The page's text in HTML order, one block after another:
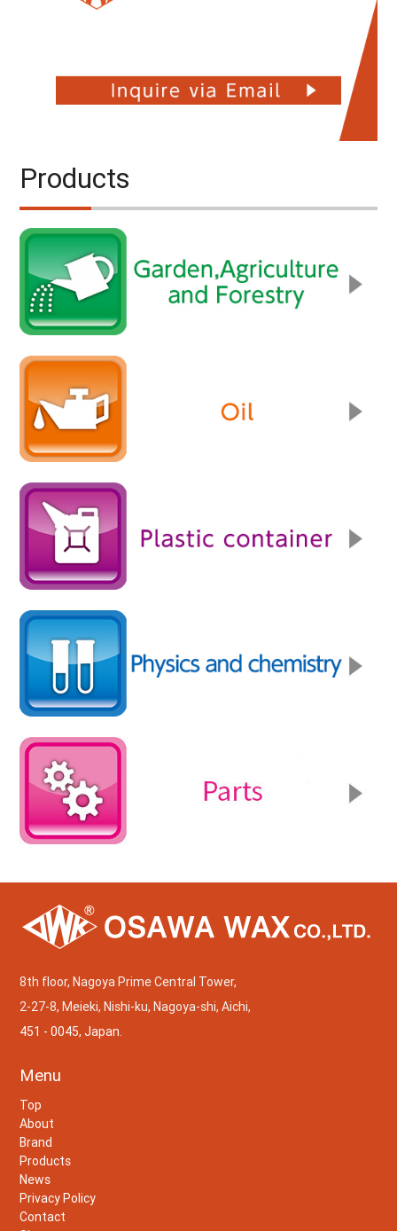
Products
8th floor, Nagoya Prime Central Tower,
2-27-8, Meieki, Nishi-ku, Nagoya-shi, Aichi,
451 - 0045, Japan.
Menu
Top
About
Brand
Products
News
Privacy Policy
Contact